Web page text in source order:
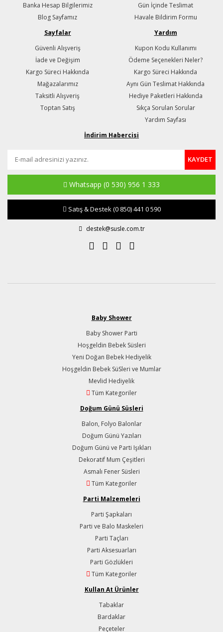
Banka Hesap Bilgilerimiz
Blog Sayfamız
Gün İçinde Teslimat
Havale Bildirim Formu
Sayfalar
Güvenli Alışveriş
İade ve Değişim
Kargo Süreci Hakkında
Mağazalarımız
Taksitli Alışveriş
Toptan Satış
Yardım
Kupon Kodu Kullanımı
Ödeme Seçenekleri Neler?
Kargo Süreci Hakkında
Aynı Gün Teslimat Hakkında
Hediye Paketleri Hakkında
Sıkça Sorulan Sorular
Yardım Sayfası
İndirim Habercisi
KAYDET
Whatsapp (0 530) 956 1 333
Satış & Destek(0 850) 441 0 590
destek@susle.com.tr
Baby Shower
Baby Shower Parti
Hoşgeldin Bebek Süsleri
Yeni Doğan Bebek Hediyelik
Hoşgeldin Bebek SüSleri ve Mumlar
Mevlid Hediyelik
Tüm Kategoriler
Doğum Günü Süsleri
Balon, Folyo Balonlar
Doğum Günü Yazıları
Doğum Günü ve Parti Işıkları
Dekoratif Mum Çeşitleri
Asmalı Fener Süsleri
Tüm Kategoriler
Parti Malzemeleri
Parti Şapkaları
Parti ve Balo Maskeleri
Parti Taçları
Parti Aksesuarları
Parti Gözlükleri
Tüm Kategoriler
Kullan At Ürünler
Tabaklar
Bardaklar
Peçeteler